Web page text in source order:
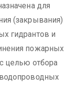
для
(закрывания)
гидрантов и
пожарных
целью отбора